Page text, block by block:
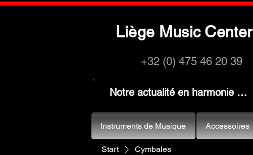
Liège Music Center
+32 (0) 475 46 20 39
Notre actualité en harmonie …
Start Cymbales
Instruments de Musique Accessoires